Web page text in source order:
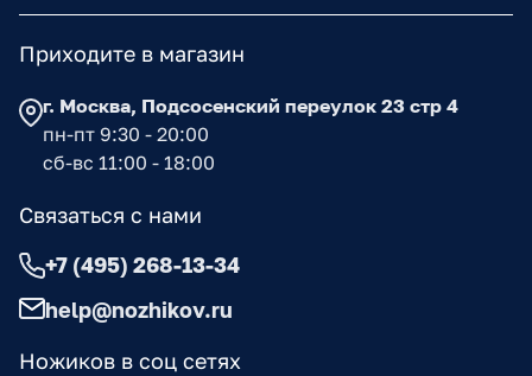
Ножиков в соц сетях
Приходите в магазин
г. Москва, Подсосенский переулок 23 стр 4
пн-пт 9:30 - 20:00
сб-вс 11:00 - 18:00
Связаться с нами
+7 (495) 268-13-34
help@nozhikov.ru